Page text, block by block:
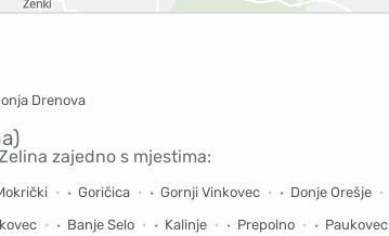
Drenova
zajedno s mjestima:
Goričica Gornji Vinkovec Donje Orešje
Banje Selo Kalinje Prepolno Paukovec